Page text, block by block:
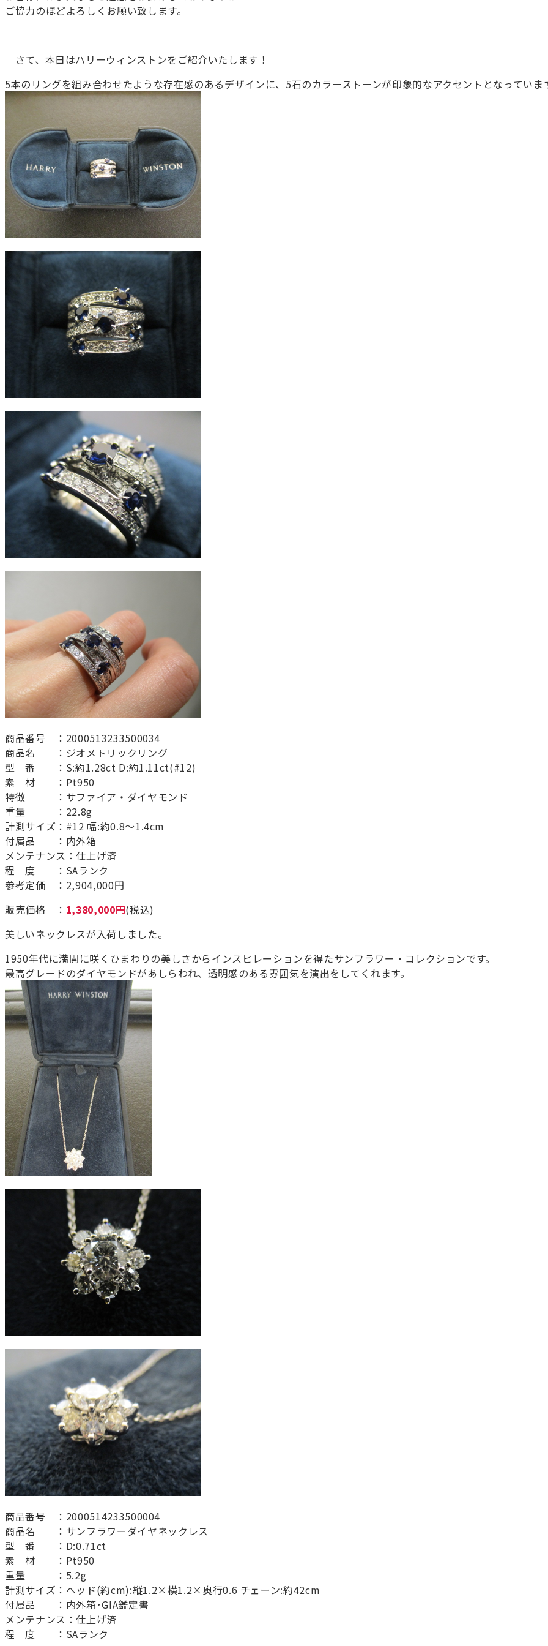
ご協力のほどよろしくお願い致します。
さて、本日はハリーウィンストンをご紹介いたします！
5本のリングを組み合わせたような存在感のあるデザインに、5石のカラーストーンが印象的なアクセントとなっていま
商品番号 ：2000513233500034
商品名 ：ジオメトリックリング
型 番 ：S:約1.28ct D:約1.11ct(#12)
素 材 ：Pt950
特徴 ：サファイア・ダイヤモンド
重量 ：22.8g
計測サイズ：#12 幅:約0.8～1.4cm
付属品 ：内外箱
メンテナンス：仕上げ済
程 度 ：SAランク
参考定価 ：2,904,000円
販売価格 ： 1,380,000円(税込)
美しいネックレスが入荷しました。
1950年代に満開に咲くひまわりの美しさからインスピレーションを得たサンフラワー・コレクションです。
最高グレードのダイヤモンドがあしらわれ、透明感のある雰囲気を演出をしてくれます。
商品番号 ：2000514233500004
商品名 ：サンフラワーダイヤネックレス
型 番 ：D:0.71ct
素 材 ：Pt950
重量 ：5.2g
計測サイズ：ヘッド(約cm):縦1.2×横1.2×奥行0.6 チェーン:約42cm
付属品 ：内外箱･GIA鑑定書
メンテナンス：仕上げ済
程 度 ：SAランク